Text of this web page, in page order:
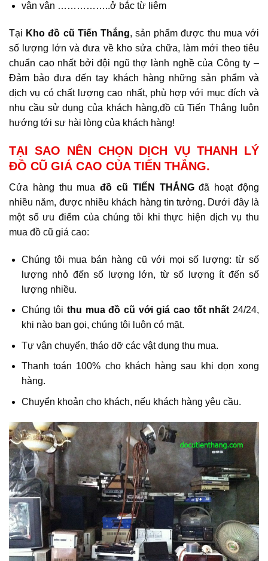
vân vân ……………..ở bắc từ liêm
Tại Kho đồ cũ Tiến Thắng, sản phẩm được thu mua với
số lượng lớn và đưa về kho sửa chữa, làm mới theo tiêu
chuẩn cao nhất bởi đội ngũ thợ lành nghề của Công ty –
Đảm bảo đưa đến tay khách hàng những sản phẩm và
dịch vụ có chất lượng cao nhất, phù hợp với mục đích và
nhu cầu sử dụng của khách hàng,đồ cũ Tiến Thắng luôn
hướng tới sự hài lòng của khách hàng!
TẠI SAO NÊN CHỌN DỊCH VỤ THANH LÝ
ĐỒ CŨ GIÁ CAO CỦA TIẾN THẮNG.
Cửa hàng thu muađồ cũ TIẾN THẮNGđã hoạt động
nhiều năm, được nhiều khách hàng tin tưởng. Dưới đây là
một số ưu điểm của chúng tôi khi thực hiện dịch vụ thu
mua đồ cũ giá cao:
Chúng tôi mua bán hàng cũ với mọi số lượng: từ số
lượng nhỏ đến số lượng lớn, từ số lượng ít đến số
lượng nhiều.
Chúng tôithu mua đồ cũ với giá cao tốt nhất 24/24,
khi nào bạn gọi, chúng tôi luôn có mặt.
Tự vận chuyển, tháo dỡ các vật dụng thu mua.
Thanh toán 100% cho khách hàng sau khi dọn xong
hàng.
Chuyển khoản cho khách, nếu khách hàng yêu cầu.